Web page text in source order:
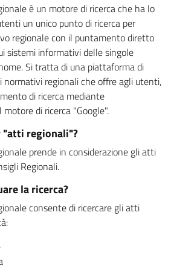
è un motore di ricerca che ha lo
un unico punto di ricerca per
regionale con il puntamento diretto
sistemi informativi delle singole
Si tratta di una piattaforma di
normativi regionali che offre agli utenti,
di ricerca mediante
di ricerca "Google".
"atti regionali"?
prende in considerazione gli atti
Regionali.
la ricerca?
consente di ricercare gli atti